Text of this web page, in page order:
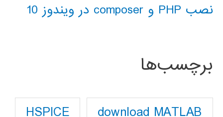
نصب PHP و composer در ویندوز 10
برچسب‌ها
download MATLAB
HSPICE